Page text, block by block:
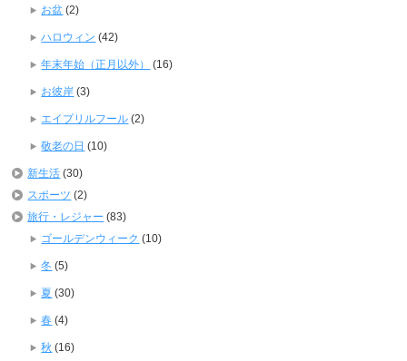
お盆 (2)
ハロウィン (42)
年末年始（正月以外） (16)
お彼岸 (3)
エイプリルフール (2)
敬老の日 (10)
新生活 (30)
スポーツ (2)
旅行・レジャー (83)
ゴールデンウィーク (10)
冬 (5)
夏 (30)
春 (4)
秋 (16)